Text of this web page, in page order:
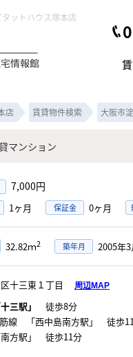
ットハウス塚本店
店 賃貸物件検索 大阪市
マンション
7,000円
1ヶ月 保証金 0ヶ月
32.82ｍ2 築年月 2005年
十三東１丁目 周辺MAP
十三駅」
徒歩8分
線 「西中島南方駅」 徒歩
方駅」 徒歩11分